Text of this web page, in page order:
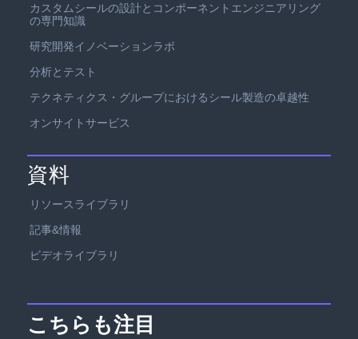
カスタムシールの設計とコンポーネントエンジニアリング
の専門知識
研究開発イノベーションラボ
分析とテスト
テクネティクス・グループにおけるシール製造の卓越性
オンサイトサービス
資料
リソースライブラリ
記事&情報
ビデオライブラリ
こちらも注目